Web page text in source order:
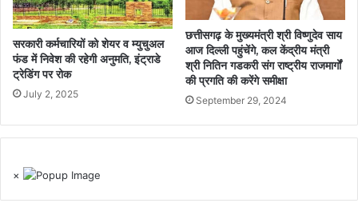
सरकारी कर्मचारियों को शेयर व म्युचुअल
फंड में निवेश की रहेगी अनुमति, इंट्राडे
ट्रेडिंग पर रोक
July 2, 2025
छत्तीसगढ़ के मुख्यमंत्री श्री विष्णुदेव साय
आज दिल्ली पहुंचेंगे, कल केंद्रीय मंत्री
श्री नितिन गडकरी संग राष्ट्रीय राजमार्गों
की प्रगति की करेंगे समीक्षा
September 29, 2024
×